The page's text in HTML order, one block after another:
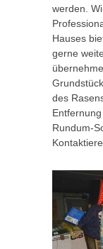
werden.
Hauses
gerne
des
Rundum-